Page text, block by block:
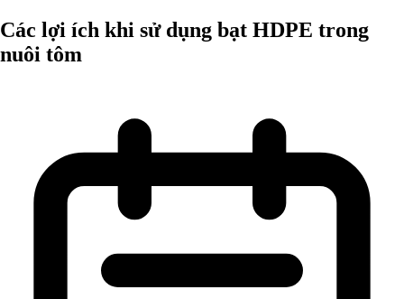
Các lợi ích khi sử dụng bạt HDPE trong
nuôi tôm